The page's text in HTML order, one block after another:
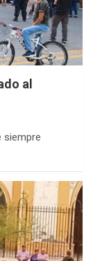
al
siempre